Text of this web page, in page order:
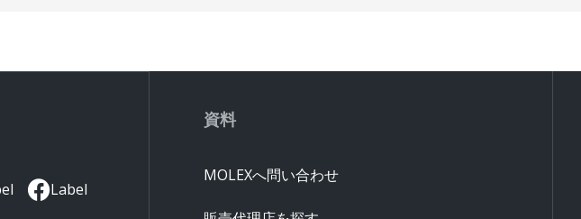
Label
資料
MOLEXへ問い合わせ